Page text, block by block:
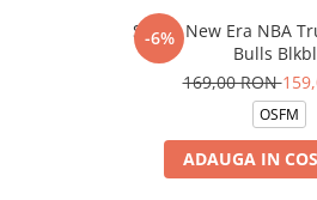
-6%
Sapca New Era NBA
Bulls
169,00 RON
OSFM
ADAUGA IN COS